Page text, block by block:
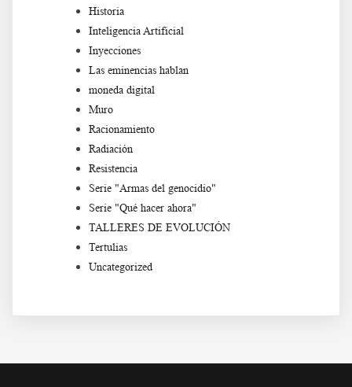
Historia
Inteligencia Artificial
Inyecciones
Las eminencias hablan
moneda digital
Muro
Racionamiento
Radiación
Resistencia
Serie "Armas del genocidio"
Serie "Qué hacer ahora"
TALLERES DE EVOLUCIÓN
Tertulias
Uncategorized